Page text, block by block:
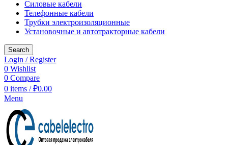
Силовые кабели
Телефонные кабели
Трубки электроизоляционные
Установочные и автотракторные кабели
Search
Login / Register
0 Wishlist
0 Compare
0 items / ₽0.00
Menu